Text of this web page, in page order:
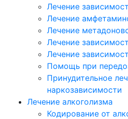
Лечение
Лечение
Лечение
Лечение
Лечение
Помощь при
Принудительное
наркозависимости
Лечение алкоголизма
Кодирование от